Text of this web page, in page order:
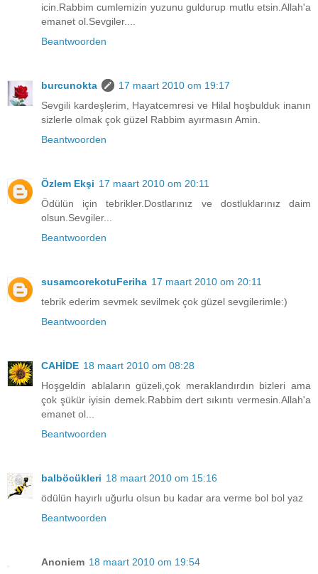
icin.Rabbim cumlemizin yuzunu guldurup mutlu etsin.Allah'a
emanet ol.Sevgiler....
Beantwoorden
burcunokta
17 maart 2010 om 19:17
Sevgili kardeşlerim, Hayatcemresi ve Hilal hoşbulduk inanın
sizlerle olmak çok güzel Rabbim ayırmasın Amin.
Beantwoorden
Özlem Ekşi 17 maart 2010 om 20:11
Ödülün için tebrikler.Dostlarınız ve dostluklarınız daim
olsun.Sevgiler...
Beantwoorden
susamcorekotuFeriha 17 maart 2010 om 20:11
tebrik ederim sevmek sevilmek çok güzel sevgilerimle:)
Beantwoorden
CAHİDE 18 maart 2010 om 08:28
Hoşgeldin ablaların güzeli,çok meraklandırdın bizleri ama
çok şükür iyisin demek.Rabbim dert sıkıntı vermesin.Allah'a
emanet ol...
Beantwoorden
balböcükleri 18 maart 2010 om 15:16
ödülün hayırlı uğurlu olsun bu kadar ara verme bol bol yaz
Beantwoorden
Anoniem 18 maart 2010 om 19:54